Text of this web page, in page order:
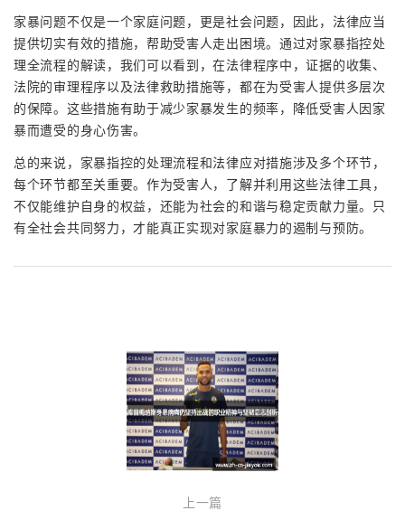
家暴问题不仅是一个家庭问题，更是社会问题，因此，法律应当
提供切实有效的措施，帮助受害人走出困境。通过对家暴指控处
理全流程的解读，我们可以看到，在法律程序中，证据的收集、
法院的审理程序以及法律救助措施等，都在为受害人提供多层次
的保障。这些措施有助于减少家暴发生的频率，降低受害人因家
暴而遭受的身心伤害。
总的来说，家暴指控的处理流程和法律应对措施涉及多个环节，
每个环节都至关重要。作为受害人，了解并利用这些法律工具，
不仅能维护自身的权益，还能为社会的和谐与稳定贡献力量。只
有全社会共同努力，才能真正实现对家庭暴力的遏制与预防。
上一篇